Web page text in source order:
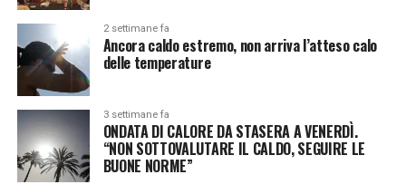
2 settimane fa
Ancora caldo estremo, non arriva l’atteso calo
delle temperature
3 settimane fa
ONDATA DI CALORE DA STASERA A VENERDÌ.
“NON SOTTOVALUTARE IL CALDO, SEGUIRE LE
BUONE NORME”